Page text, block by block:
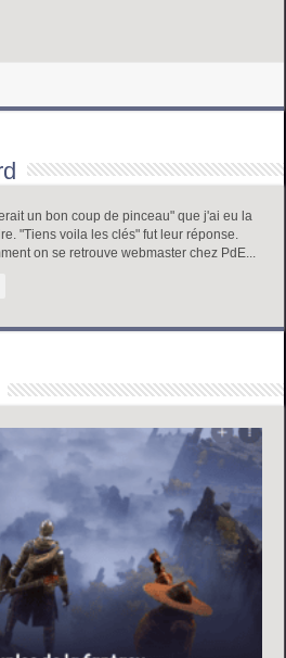
un bon coup de pinceau" que j'ai eu la
"Tiens voila les clés" fut leur réponse.
on se retrouve webmaster chez PdE...